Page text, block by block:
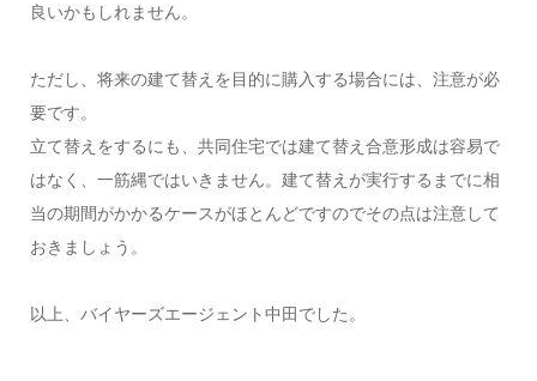
良いかもしれません。
ただし、将来の建て替えを目的に購入する場合には、注意が必
要です。
立て替えをするにも、共同住宅では建て替え合意形成は容易で
はなく、一筋縄ではいきません。建て替えが実行するまでに相
当の期間がかかるケースがほとんどですのでその点は注意して
おきましょう。
以上、バイヤーズエージェント中田でした。